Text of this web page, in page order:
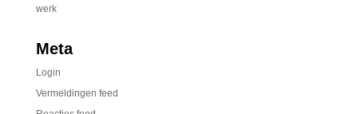
werk
Meta
Login
Vermeldingen feed